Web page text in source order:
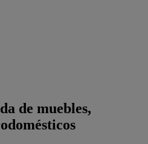
de muebles,